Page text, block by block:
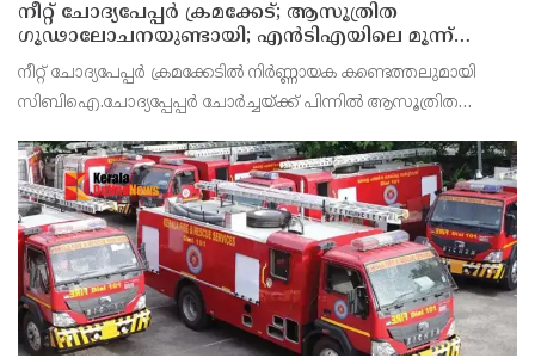
നീറ്റ് ചോദ്യപേപ്പര്‍ ക്രമക്കേട്; ആസൂത്രിത
ഗൂഢാലോചനയുണ്ടായി; എന്‍ടിഎയിലെ മൂന്ന്
സബ്ജക്ട് വിദഗ്ധര്‍ക്ക് പങ്കുണ്ടെന്ന നിർണായക
കണ്ടെത്തലുമായി സിബിഐ
നീറ്റ് ചോദ്യപേപ്പര്‍ ക്രമക്കേടിൽ നിർണ്ണായക കണ്ടെത്തലുമായി
സിബിഐ.ചോദ്യപ്പേപ്പർ ചോർച്ചയ്ക്ക് പിന്നില്‍ ആസൂത്രിത
നാഷണല്‍ ടെസ്റ്റിംഗ് ഏജന്‍സി (എന്‍ടിഎ) വിദഗ്